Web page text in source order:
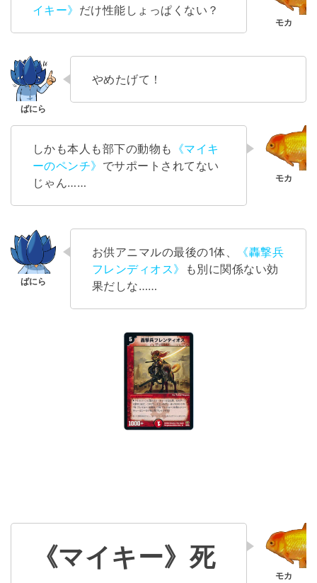
イキー》 だけ性能しょっぱくない？
やめたげて！
しかも本人も部下の動物も 《マイキ
ーのペンチ》 でサポートされてない
じゃん……
お供アニマルの最後の1体、
《轟撃兵
フレンディオス》
も別に関係ない効
果だしな……
《マイキー》死